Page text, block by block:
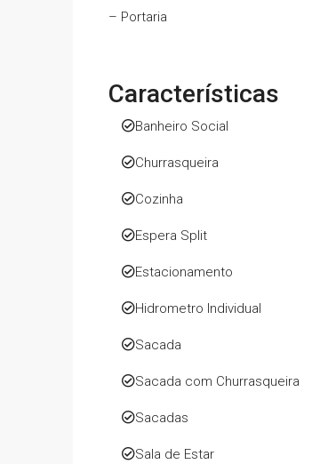
– Portaria
Características
Banheiro Social
Churrasqueira
Cozinha
Espera Split
Estacionamento
Hidrometro Individual
Sacada
Sacada com Churrasqueira
Sacadas
Sala de Estar